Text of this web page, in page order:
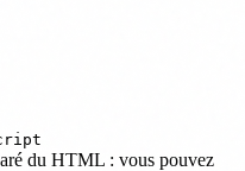
du HTML : vous pouvez